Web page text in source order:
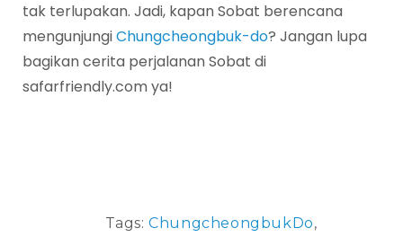
tak terlupakan. Jadi, kapan Sobat berencana
mengunjungiChungcheongbuk-do? Jangan lupa
bagikan cerita perjalanan Sobat di
safarfriendly.com ya!
Tags:ChungcheongbukDo,